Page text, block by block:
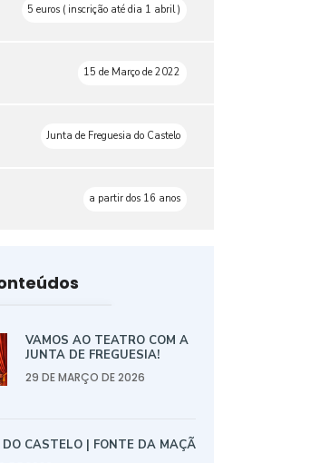
5 euros ( inscrição até dia 1 abril )
15 de Março de 2022
Junta de Freguesia do Castelo
a partir dos 16 anos
VAMOS AO TEATRO COM A
JUNTA DE FREGUESIA!
29 DE MARÇO DE 2026
CASTELO | FONTE DA MAÇÃ